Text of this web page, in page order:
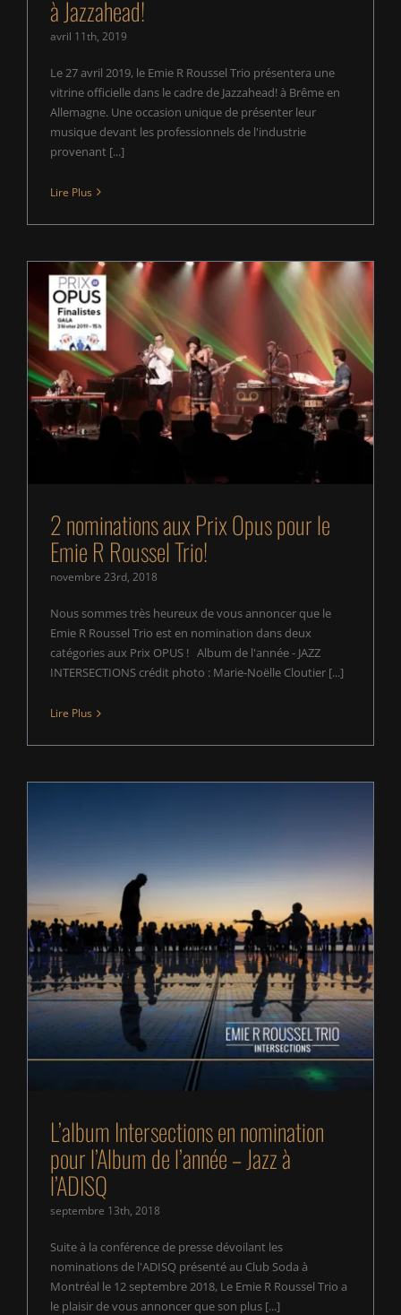
à Jazzahead!
avril 11th, 2019
Le 27 avril 2019, le Emie R Roussel Trio présentera une
vitrine officielle dans le cadre de Jazzahead! à Brême en
Allemagne. Une occasion unique de présenter leur
musique devant les professionnels de l'industrie
provenant [...]
Lire Plus
2 nominations aux Prix Opus pour le Emie R
Roussel Trio!
2 nominations aux Prix Opus pour le
Emie R Roussel Trio!
novembre 23rd, 2018
Nous sommes très heureux de vous annoncer que le
Emie R Roussel Trio est en nomination dans deux
catégories aux Prix OPUS ! Album de l'année - JAZZ
INTERSECTIONS crédit photo : Marie-Noëlle Cloutier [...]
Lire Plus
L’album Intersections en nomination pour l’Album
de l’année – Jazz à l’ADISQ
L’album Intersections en nomination
pour l’Album de l’année – Jazz à
l’ADISQ
septembre 13th, 2018
Suite à la conférence de presse dévoilant les
nominations de l'ADISQ présenté au Club Soda à
Montréal le 12 septembre 2018, Le Emie R Roussel Trio a
le plaisir de vous annoncer que son plus [...]